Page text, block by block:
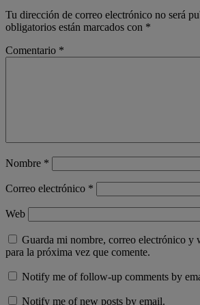
Tu dirección de correo electrónico no será
obligatorios están marcados con *
Comentario *
Nombre *
Correo electrónico *
Web
Guarda mi nombre, correo electrónico y
para la próxima vez que comente.
Notify me of follow-up comments by
Notify me of new posts by email.